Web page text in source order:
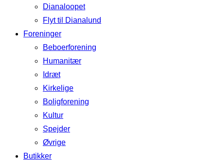
Dianaloopet
Flyt til Dianalund
Foreninger
Beboerforening
Humanitær
Idræt
Kirkelige
Boligforening
Kultur
Spejder
Øvrige
Butikker